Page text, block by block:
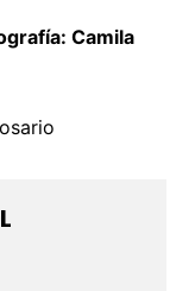
Camila